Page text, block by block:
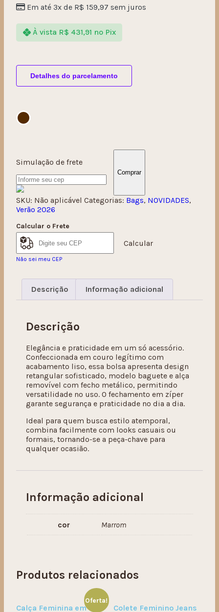
Em até 3x de R$ 159,97 sem juros
À vista R$ 431,91 no Pix
Detalhes do parcelamento
Simulação de frete
Comprar
SKU: Não aplicável Categorias: Bags, NOVIDADES,
Verão 2026
Calcular o Frete
Calcular
Não sei meu CEP
Descrição Informação adicional
Descrição
Elegância e praticidade em um só acessório.
Confeccionada em couro legítimo com
acabamento liso, essa bolsa apresenta design
retangular sofisticado, modelo baguete e alça
removível com fecho metálico, permitindo
versatilidade no uso. O fechamento em zíper
garante segurança e praticidade no dia a dia.
Ideal para quem busca estilo atemporal,
combina facilmente com looks casuais ou
formais, tornando-se a peça-chave para
qualquer ocasião.
Informação adicional
cor Marrom
Produtos relacionados
Oferta!
Calça Feminina em Colete Feminino Jeans